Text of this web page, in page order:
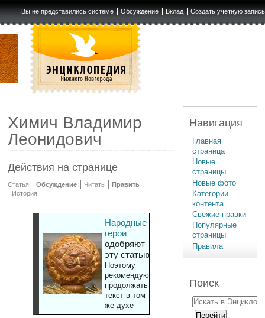
Вы не представились системе Обсуждение Вклад Создать учётную запись
Химич Владимир
Леонидович
Действия на странице
Статья Обсуждение Читать
Править
История
Народные
герои
одобряют
эту статью
Поэтому
рекомендуют
продолжать
текст в том
же духе
Навигация
Главная
страница
Новые
страницы
Новые фото
Категории
контента
Свежие правки
Популярные
страницы
Правила
Поиск